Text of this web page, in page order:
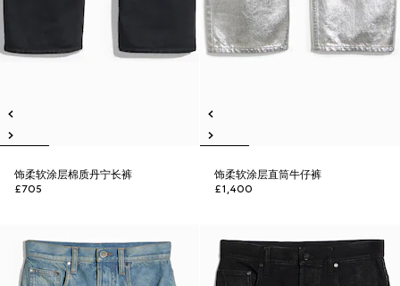
饰柔软涂层棉质丹宁长裤
£705
饰柔软涂层直筒牛仔裤
£1,400